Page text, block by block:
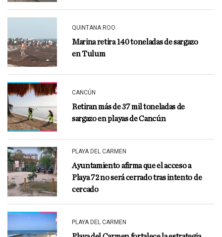
QUINTANA ROO
Marina retira 140 toneladas de sargazo
en Tulum
CANCÚN
Retiran más de 37 mil toneladas de
sargazo en playas de Cancún
PLAYA DEL CARMEN
Ayuntamiento afirma que el acceso a
Playa 72 no será cerrado tras intento de
cercado
PLAYA DEL CARMEN